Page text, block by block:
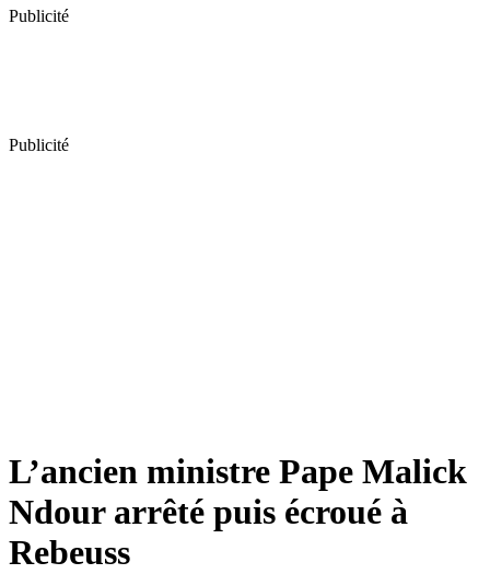
Publicité
Publicité
L’ancien ministre Pape Malick
Ndour arrêté puis écroué à
Rebeuss